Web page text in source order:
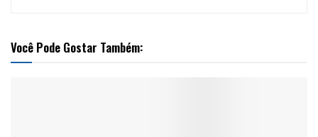
Você Pode Gostar Também: